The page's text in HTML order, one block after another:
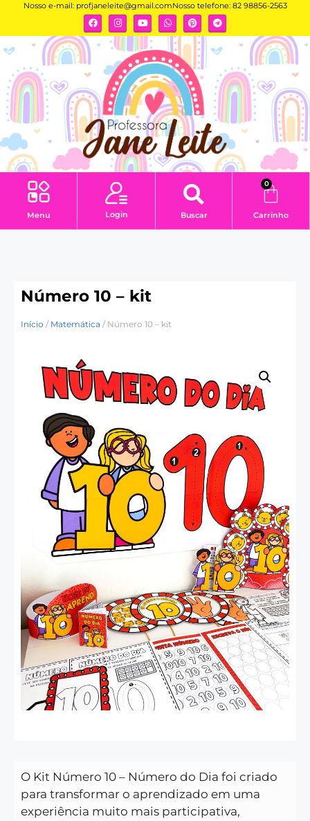
Nosso e-mail: profjaneleite@gmail.comNosso telefone: 82 98856-2563
Menu Login Buscar
0
Carrinho
Número 10 – kit
Início / Matemática / Número 10 – kit
O Kit Número 10 – Número do Dia foi criado
para transformar o aprendizado em uma
experiência muito mais participativa,